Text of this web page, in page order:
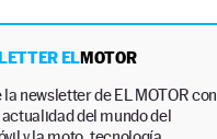
ELMOTOR
la newsletter de EL MOTOR con
del mundo del